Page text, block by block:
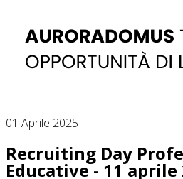
01 Aprile 2025
Recruiting Day
Educative - 11 aprile